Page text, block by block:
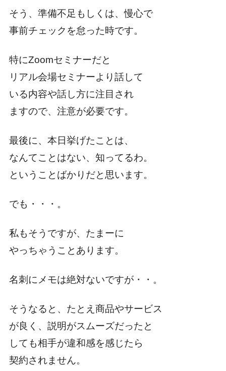
そう、準備不足もしくは、慢心で
事前チェックを怠った時です。
特にZoomセミナーだと
リアル会場セミナーより話して
いる内容や話し方に注目され
ますので、注意が必要です。
最後に、本日挙げたことは、
なんてことはない、知ってるわ。
ということばかりだと思います。
でも・・・。
私もそうですが、たまーに
やっちゃうことあります。
名刺にメモは絶対ないですが・・。
そうなると、たとえ商品やサービス
が良く、説明がスムーズだったと
しても相手が違和感を感じたら
契約されません。